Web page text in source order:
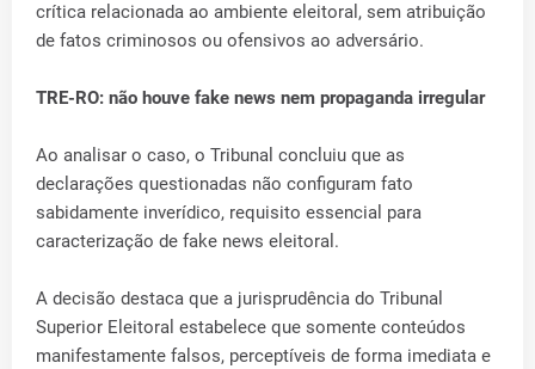
crítica relacionada ao ambiente eleitoral, sem atribuição
de fatos criminosos ou ofensivos ao adversário.
TRE-RO: não houve fake news nem propaganda irregular
Ao analisar o caso, o Tribunal concluiu que as
declarações questionadas não configuram fato
sabidamente inverídico, requisito essencial para
caracterização de fake news eleitoral.
A decisão destaca que a jurisprudência do Tribunal
Superior Eleitoral estabelece que somente conteúdos
manifestamente falsos, perceptíveis de forma imediata e